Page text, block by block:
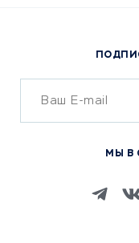
Сервисы
ОБУЧЕНИЕ И РАБОТА
Изучение
МЫ В